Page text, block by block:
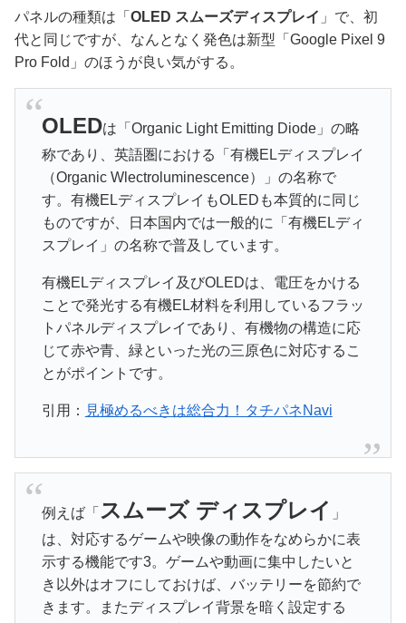
パネルの種類は「 OLED スムーズディスプレイ 」で、初
代と同じですが、なんとなく発色は新型「Google Pixel 9
Pro Fold」のほうが良い気がする。
OLEDは「Organic Light Emitting Diode」の略
称であり、英語圏における「有機ELディスプレイ
（Organic Wlectroluminescence）」の名称で
す。有機ELディスプレイもOLEDも本質的に同じ
ものですが、日本国内では一般的に「有機ELディ
スプレイ」の名称で普及しています。
有機ELディスプレイ及びOLEDは、電圧をかける
ことで発光する有機EL材料を利用しているフラッ
トパネルディスプレイであり、有機物の構造に応
じて赤や青、緑といった光の三原色に対応するこ
とがポイントです。
引用： 見極めるべきは総合力！タチパネNavi
例えば「 スムーズ ディスプレイ 」
は、対応するゲームや映像の動作をなめらかに表
示する機能です3。ゲームや動画に集中したいと
き以外はオフにしておけば、バッテリーを節約で
きます。またディスプレイ背景を暗く設定する